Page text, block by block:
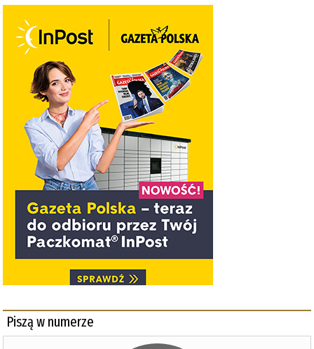
Piszą w numerze